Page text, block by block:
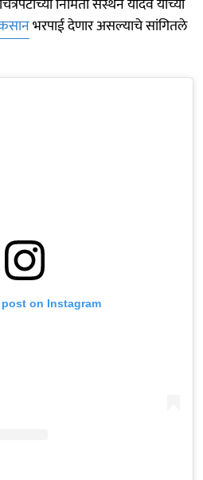
भरपाई देणार असल्याचे सांगितले
on Instagram